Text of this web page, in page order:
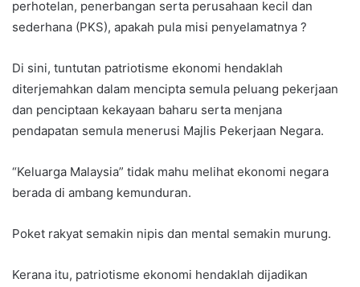
perhotelan, penerbangan serta perusahaan kecil dan
sederhana (PKS), apakah pula misi penyelamatnya ?
Di sini, tuntutan patriotisme ekonomi hendaklah
diterjemahkan dalam mencipta semula peluang pekerjaan
dan penciptaan kekayaan baharu serta menjana
pendapatan semula menerusi Majlis Pekerjaan Negara.
“Keluarga Malaysia” tidak mahu melihat ekonomi negara
berada di ambang kemunduran.
Poket rakyat semakin nipis dan mental semakin murung.
Kerana itu, patriotisme ekonomi hendaklah dijadikan